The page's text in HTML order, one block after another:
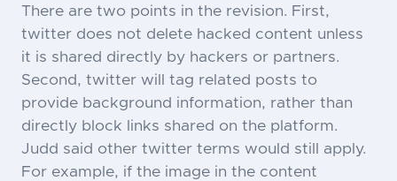
There are two points in the revision. First,
twitter does not delete hacked content unless
it is shared directly by hackers or partners.
Second, twitter will tag related posts to
provide background information, rather than
directly block links shared on the platform.
Judd said other twitter terms would still apply.
For example, if the image in the content